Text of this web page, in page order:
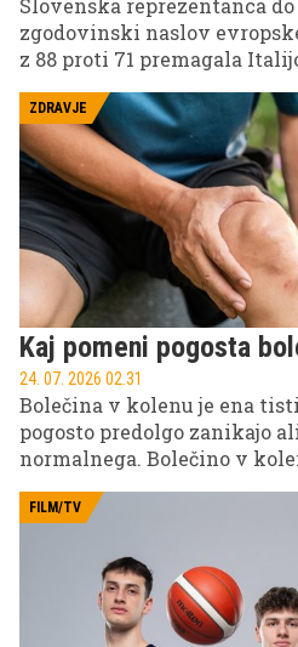
Slovenska reprezentanca
zgodovinski naslov
z 88 proti 71 premagala
predstave prejel tudi
igralca turnirja.
ZDRAVJE
Kaj pomeni pogosta
24. 07. 2026 02.31
Bolečina v kolenu je ena
pogosto predolgo zanikajo
normalnega. Bolečino v
po teku ali nogometu,
škripa ali pa celo zapeče.
delate in trenirate, se zdi,
Težava pa je v tem, da
brez razloga, še redkeje pa
tako, da jo dovolj dolgo
FILM/TV